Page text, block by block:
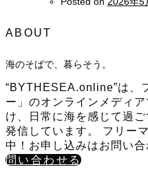
ABOUT
海のそばで、暮らそう。
“BYTHESEA.online”は、
ー」のオンラインメディ
け、日常に海を感じて過
発信しています。 フリー
中！お申し込みはお問い合
問い合わせる